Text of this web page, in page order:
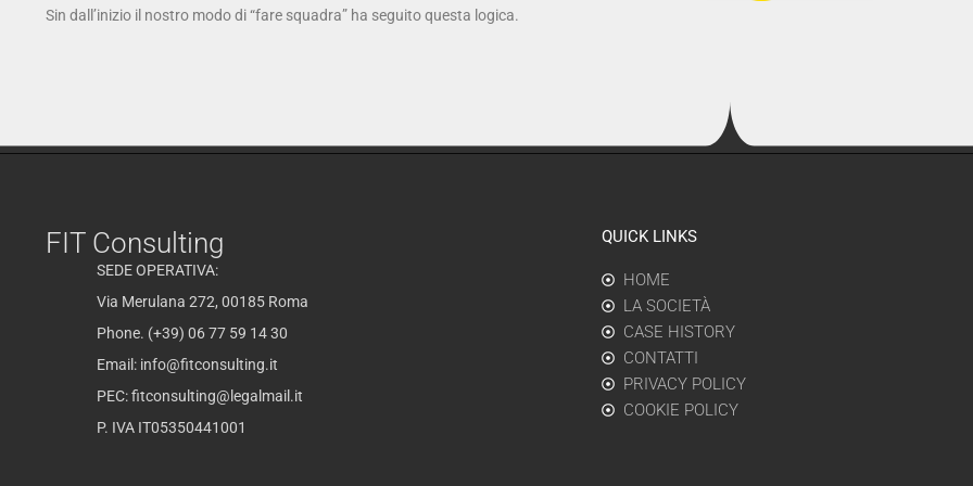
Sin dall’inizio il nostro modo di “fare squadra” ha seguito questa logica.
FIT Consulting
SEDE OPERATIVA:
Via Merulana 272, 00185 Roma
Phone. (+39) 06 77 59 14 30
Email: info@fitconsulting.it
PEC:fitconsulting@legalmail.it
P. IVA IT05350441001
QUICK LINKS
HOME
LA SOCIETÀ
CASE HISTORY
CONTATTI
PRIVACY POLICY
COOKIE POLICY